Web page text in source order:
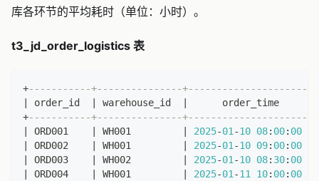
库各环节的平均耗时（单位：小时）。
t3_jd_order_logistics 表
+-----------+---------------
order_id warehouse_id
      order_time
+-----------+---------------
ORD001 WH001 2025-01 -10 08: 00: 00
ORD002 WH001 2025-01 -10 09: 00: 00
ORD003 WH002 2025-01 -10 08: 30: 00
ORD004 WH001 2025-01 -11 10: 00: 00